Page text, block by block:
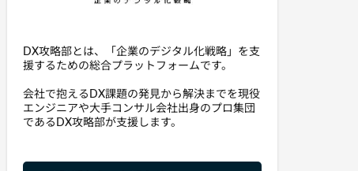
DX攻略部とは、「企業のデジタル化戦略」を支
援するための総合プラットフォームです。
会社で抱えるDX課題の発見から解決までを現役
エンジニアや大手コンサル会社出身のプロ集団
であるDX攻略部が支援します。